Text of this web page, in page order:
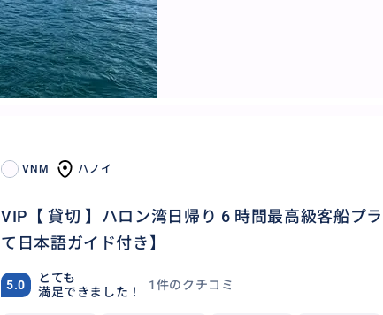
VNM ハノイ
VIP【 貸切 】ハロン湾日帰り 6 時間最高級客船プ
て日本語ガイド付き】
5.0
とても
満足できました！
1件のクチコミ